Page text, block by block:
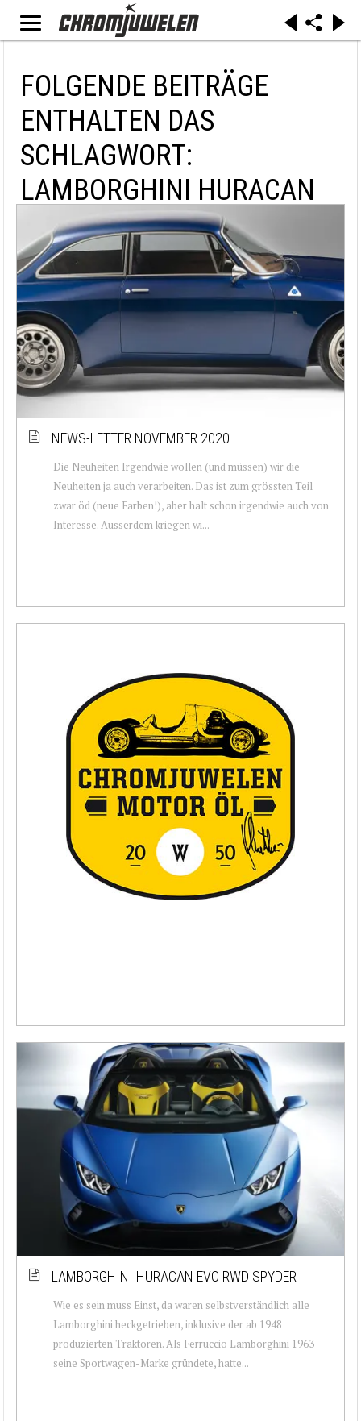
FOLGENDE BEITRÄGE
ENTHALTEN DAS
SCHLAGWORT:
LAMBORGHINI HURACAN
NEWS-LETTER NOVEMBER 2020
Die Neuheiten Irgendwie wollen (und müssen) wir die
Neuheiten ja auch verarbeiten. Das ist zum grössten Teil
zwar öd (neue Farben!), aber halt schon irgendwie auch von
Interesse. Ausserdem kriegen wi...
LAMBORGHINI HURACAN EVO RWD SPYDER
Wie es sein muss Einst, da waren selbstverständlich alle
Lamborghini heckgetrieben, inklusive der ab 1948
produzierten Traktoren. Als Ferruccio Lamborghini 1963
seine Sportwagen-Marke gründete, hatte...